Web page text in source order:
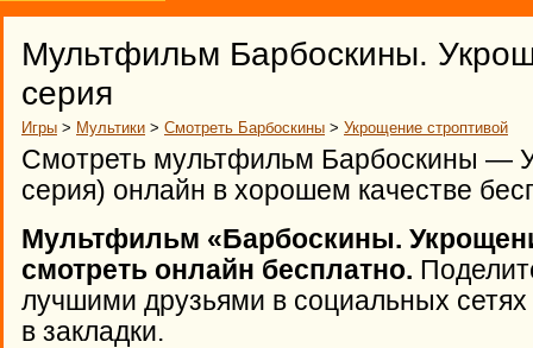
Мультфильм Барбоскины.
серия
Игры > Мультики > Смотреть Барбоскины > Укрощение строптивой
Смотреть мультфильм Барбоскины —
серия) онлайн в хорошем качестве
Мультфильм «Барбоскины.
смотреть онлайн бесплатно.
лучшими друзьями в социальных сетях
в закладки.